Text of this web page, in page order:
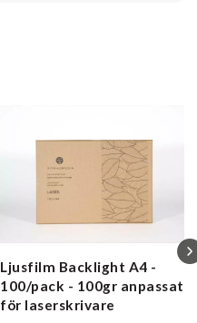
Ljusfilm Backlight A4 -
100/pack - 100gr anpassat
för laserskrivare